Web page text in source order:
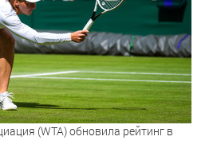
(WTA) обновила рейтинг в